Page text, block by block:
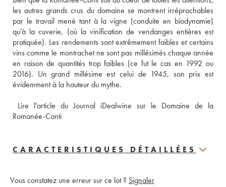
les autres grands crus du domaine se montrent irréprochables
par le travail mené tant à la vigne (conduite en biodynamie)
qu'à la cuverie, (où la vinification de vendanges entières est
pratiquée). Les rendements sont extrêmement faibles et certains
vins comme le montrachet ne sont pas millésimés chaque année
en raison de quantités trop faibles (ce fut le cas en 1992 ou
2016). Un grand millésime est celui de 1945, son prix est
évidemment à la hauteur du mythe.
Lire l'article du Journal iDealwine sur le Domaine de la
Romanée-Conti
CARACTERISTIQUES DÉTAILLÉES
Vous constatez une erreur sur ce lot ? Signaler